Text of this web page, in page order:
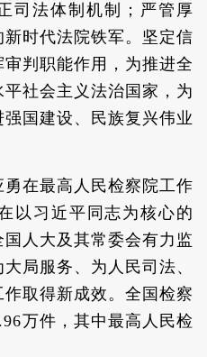
司法体制机制；严管厚
时代法院铁军。坚定信
判职能作用，为推进全
社会主义法治国家，为
国建设、民族复兴伟业
在最高人民检察院工作
以习近平同志为核心的
人大及其常委会有力监
局服务、为人民司法、
取得新成效。全国检察
万件，其中最高人民检